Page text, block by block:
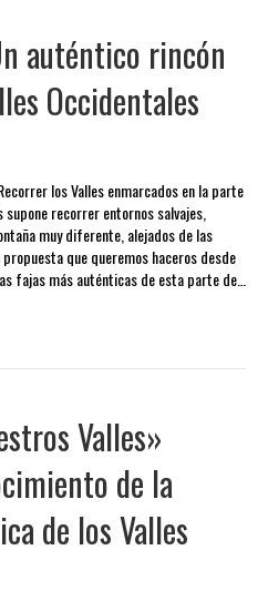
auténtico rincón
Occidentales
los Valles enmarcados en la parte
recorrer entornos salvajes,
muy diferente, alejados de las
que queremos haceros desde
fajas más auténticas de esta parte de…
Valles»
de la
de los Valles